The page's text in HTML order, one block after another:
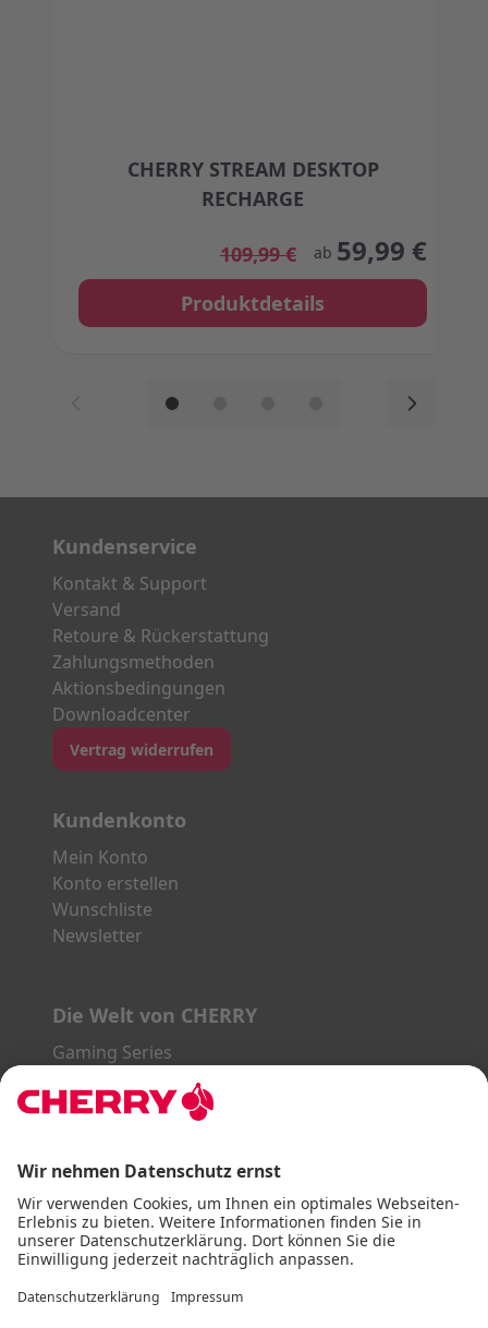
CHERRY STREAM DESKTOP
RECHARGE
109,99 € ab 59,99 €
Produktdetails
Kundenservice
Kontakt & Support
Versand
Retoure & Rückerstattung
Zahlungsmethoden
Aktionsbedingungen
Downloadcenter
Vertrag widerrufen
Kundenkonto
Mein Konto
Konto erstellen
Wunschliste
Newsletter
Die Welt von CHERRY
Gaming Series
SLIM Line
Unsere Partner:
PayPal Visa MastercardAmerican Express
DHL